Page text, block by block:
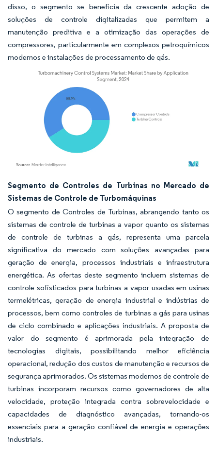
disso, o segmento se beneficia da crescente adoção de
soluções de controle digitalizadas que permitem a
manutenção preditiva e a otimização das operações de
compressores, particularmente em complexos petroquímicos
modernos e instalações de processamento de gás.
Imagem © Mordor Intelligence. O reuso requer atribuição conforme CC BY 4.0.
Segmento de Controles de Turbinas no Mercado de
Sistemas de Controle de Turbomáquinas
O segmento de Controles de Turbinas, abrangendo tanto os
sistemas de controle de turbinas a vapor quanto os sistemas
de controle de turbinas a gás, representa uma parcela
significativa do mercado com soluções avançadas para
geração de energia, processos industriais e infraestrutura
energética. As ofertas deste segmento incluem sistemas de
controle sofisticados para turbinas a vapor usadas em usinas
termelétricas, geração de energia industrial e indústrias de
processos, bem como controles de turbinas a gás para usinas
de ciclo combinado e aplicações industriais. A proposta de
valor do segmento é aprimorada pela integração de
tecnologias digitais, possibilitando melhor eficiência
operacional, redução dos custos de manutenção e recursos de
segurança aprimorados. Os sistemas modernos de controle de
turbinas incorporam recursos como governadores de alta
velocidade, proteção integrada contra sobrevelocidade e
capacidades de diagnóstico avançadas, tornando-os
essenciais para a geração confiável de energia e operações
industriais.